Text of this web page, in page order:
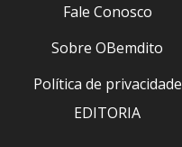
Fale Conosco
Sobre OBemdito
Política de privacidade
EDITORIA